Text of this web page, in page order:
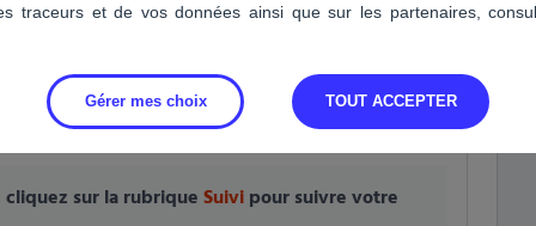
étranger, doivent être en cours de validité.
cliquez sur la rubrique Suivi pour suivre votre
traceurs et de vos données ainsi que sur les partenaires,
Gérer mes choix TOUT ACCEPTER